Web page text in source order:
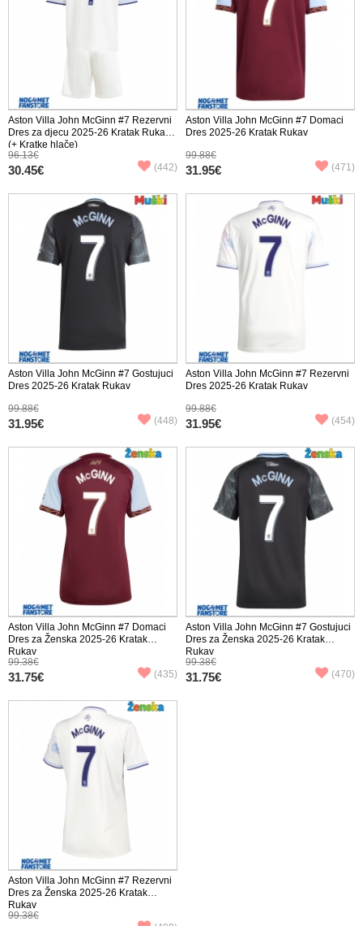
Aston Villa John McGinn #7 Rezervni
Dres za djecu 2025-26 Kratak Rukav
(+ Kratke hlače)
96.13€
30.45€ (442)
Aston Villa John McGinn #7 Domaci
Dres 2025-26 Kratak Rukav
99.88€
31.95€ (471)
Aston Villa John McGinn #7 Gostujuci
Dres 2025-26 Kratak Rukav
99.88€
31.95€ (448)
Aston Villa John McGinn #7 Rezervni
Dres 2025-26 Kratak Rukav
99.88€
31.95€ (454)
Aston Villa John McGinn #7 Domaci
Dres za Ženska 2025-26 Kratak
Rukav
99.38€
31.75€ (435)
Aston Villa John McGinn #7 Gostujuci
Dres za Ženska 2025-26 Kratak
Rukav
99.38€
31.75€ (470)
Aston Villa John McGinn #7 Rezervni
Dres za Ženska 2025-26 Kratak
Rukav
99.38€